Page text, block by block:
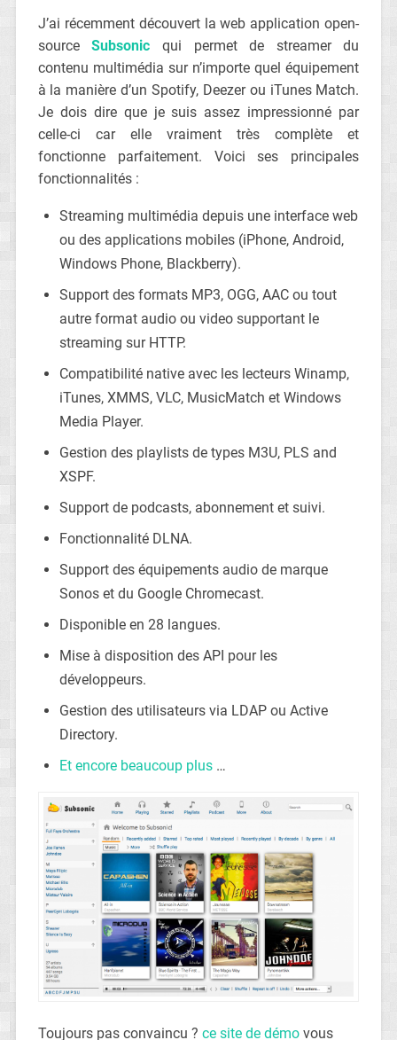
J’ai récemment découvert la web application open-
sourceSubsonic qui permet de streamer du
contenu multimédia sur n’importe quel équipement
à la manière d’un Spotify, Deezer ou iTunes Match.
Je dois dire que je suis assez impressionné par
celle-ci car elle vraiment très complète et
fonctionne parfaitement. Voici ses principales
fonctionnalités :
Streaming multimédia depuis une interface web
ou des applications mobiles (iPhone, Android,
Windows Phone, Blackberry).
Support des formats MP3, OGG, AAC ou tout
autre format audio ou video supportant le
streaming sur HTTP.
Compatibilité native avec les lecteurs Winamp,
iTunes, XMMS, VLC, MusicMatch et Windows
Media Player.
Gestion des playlists de types M3U, PLS and
XSPF.
Support de podcasts, abonnement et suivi.
Fonctionnalité DLNA.
Support des équipements audio de marque
Sonos et du Google Chromecast.
Disponible en 28 langues.
Mise à disposition des API pour les
développeurs.
Gestion des utilisateurs via LDAP ou Active
Directory.
Et encore beaucoup plus…
Toujours pas convaincu ? ce site de démovous